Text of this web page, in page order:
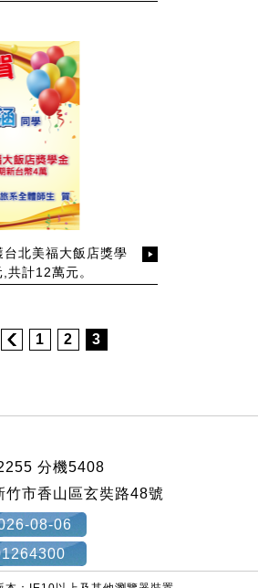
北美福大飯店獎學
計12萬元。
1 2 3
分機5408
市香山區玄奘路48號
08-06